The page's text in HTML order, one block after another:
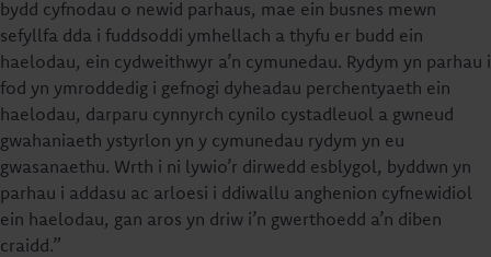
bydd cyfnodau o newid parhaus, mae ein busnes mewn
sefyllfa dda i fuddsoddi ymhellach a thyfu er budd ein
haelodau, ein cydweithwyr a’n cymunedau. Rydym yn parhau i
fod yn ymroddedig i gefnogi dyheadau perchentyaeth ein
haelodau, darparu cynnyrch cynilo cystadleuol a gwneud
gwahaniaeth ystyrlon yn y cymunedau rydym yn eu
gwasanaethu. Wrth i ni lywio’r dirwedd esblygol, byddwn yn
parhau i addasu ac arloesi i ddiwallu anghenion cyfnewidiol
ein haelodau, gan aros yn driw i’n gwerthoedd a’n diben
craidd.”